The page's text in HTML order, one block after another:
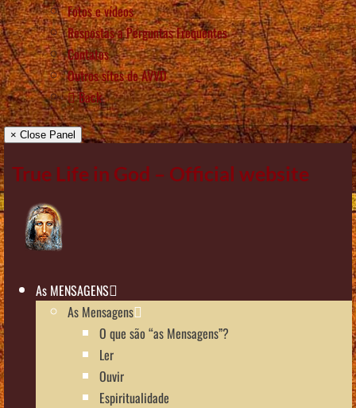
Fotos e vídeos
Respostas a Perguntas Frequentes
Contatos
Outros sítes de AVVD
Back
× Close Panel
True Life in God – Official website
As MENSAGENS
As Mensagens
O que são “as Mensagens”?
Ler
Ouvir
Espiritualidade